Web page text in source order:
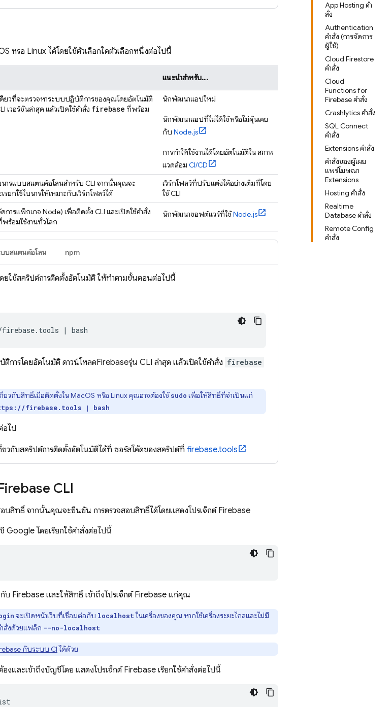
App Hosting คำ
สั่ง
Authentication
คำสั่ง (การจัดการ
ผู้ใช้)
Cloud Firestore
คำสั่ง
Cloud
Functions for
Firebase คำสั่ง
Crashlytics คำสั่ง
SQL Connect
คำสั่ง
Extensions คำสั่ง
คำสั่งของผู้เผย
แพร่โฆษณา
Extensions
Hosting คำสั่ง
Realtime
Database คำสั่ง
Remote Config
คำสั่ง
หรือ Linux ได้โดยใช้ตัวเลือกใดตัวเลือกหนึ่งต่อไปนี้
แนะนำสำหรับ...
ดียวที่จะตรวจหาระบบปฏิบัติการของคุณโดยอัตโนมัติ
เวอร์ชันล่าสุด แล้วเปิดใช้คำสั่ง firebase ที่พร้อม
นักพัฒนาแอปใหม่
นักพัฒนาแอปที่ไม่ได้ใช้หรือไม่คุ้นเคย
กับ Node.js
การทำให้ใช้งานได้โดยอัตโนมัติใน สภาพ
แวดล้อม CI/CD
นารีแบบสแตนด์อโลนสำหรับ CLI จากนั้นคุณจะ
รียกใช้ไบนารีให้เหมาะกับเวิร์กโฟลว์ได้
เวิร์กโฟลว์ที่ปรับแต่งได้อย่างเต็มที่โดย
ใช้ CLI
การแพ็กเกจ Node) เพื่อติดตั้ง CLI และเปิดใช้คำสั่ง
พร้อมใช้งานทั่วโลก
นักพัฒนาซอฟต์แวร์ที่ใช้Node.js
บบสแตนด์อโลน npm
ยใช้สคริปต์การติดตั้งอัตโนมัติ ให้ทำตามขั้นตอนต่อไปนี้
| bash
การโดยอัตโนมัติ ดาวน์โหลดFirebaseรุ่น CLI ล่าสุด แล้วเปิดใช้คำสั่ง firebase
วกับสิทธิ์เมื่อติดตั้งใน MacOS หรือ Linux คุณอาจต้องใช้sudo เพื่อให้สิทธิ์ที่จำเป็นแก่
firebase.tools | bash
อไป
ยวกับสคริปต์การติดตั้งอัตโนมัติได้ที่ ซอร์สโค้ดของสคริปต์ที่ firebase.tools
CLI
บสิทธิ์ จากนั้นคุณจะยืนยัน การตรวจสอบสิทธิ์ได้โดยแสดงโปรเจ็กต์ Firebase
Google โดยเรียกใช้คำสั่งต่อไปนี้
บ Firebase และให้สิทธิ์ เข้าถึงโปรเจ็กต์ Firebase แก่คุณ
จะเปิดหน้าเว็บที่เชื่อมต่อกับ localhost ในเครื่องของคุณ หากใช้เครื่องระยะไกลและไม่มี
ำสั่งด้วยแฟล็ก --no-localhost
กับระบบ CI ได้ด้วย
งและเข้าถึงบัญชีโดย แสดงโปรเจ็กต์ Firebase เรียกใช้คำสั่งต่อไปนี้